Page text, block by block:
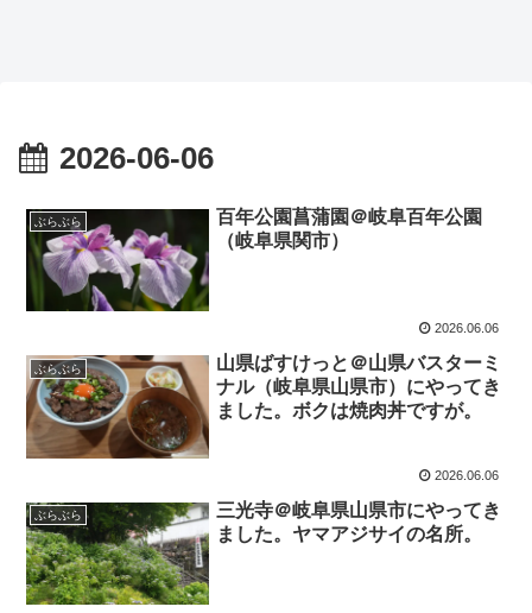
2026-06-06
ぶらぶら
百年公園菖蒲園＠岐阜百年公園
（岐阜県関市）
2026.06.06
ぶらぶら
山県ばすけっと＠山県バスターミ
ナル（岐阜県山県市）にやってき
ました。ボクは焼肉丼ですが。
2026.06.06
ぶらぶら
三光寺＠岐阜県山県市にやってき
ました。ヤマアジサイの名所。